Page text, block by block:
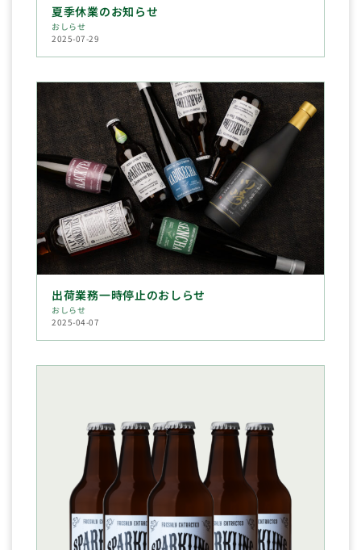
夏季休業のお知らせ
おしらせ
2025-07-29
出荷業務一時停止のおしらせ
おしらせ
2025-04-07